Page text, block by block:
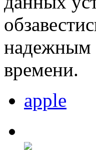
надежным
времени.
apple